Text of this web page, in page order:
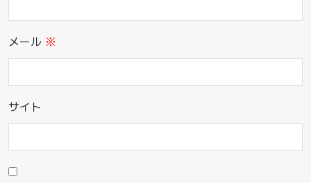
メール ※
サイト